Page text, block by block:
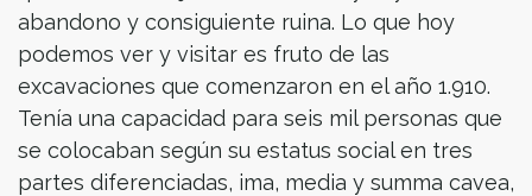
abandono y consiguiente ruina. Lo que hoy
podemos ver y visitar es fruto de las
excavaciones que comenzaron en el año 1.910.
Tenía una capacidad para seis mil personas que
se colocaban según su estatus social en tres
partes diferenciadas, ima, media y summa cavea,